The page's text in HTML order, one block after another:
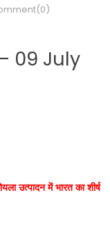
09 July
उत्पादन में भारत का शीर्ष